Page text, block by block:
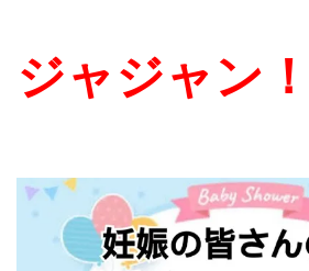
ジャジャン！